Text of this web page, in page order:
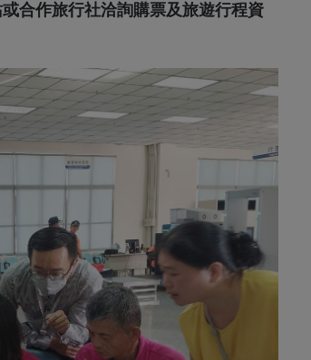
合作旅行社洽詢購票及旅遊行程資
訂閱